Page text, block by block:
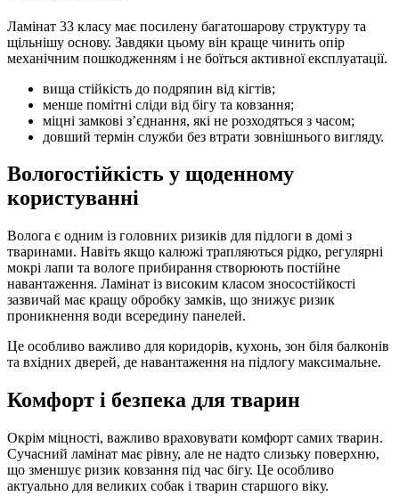
Ламінат 33 класу має посилену багатошарову структуру та
щільнішу основу. Завдяки цьому він краще чинить опір
механічним пошкодженням і не боїться активної експлуатації.
вища стійкість до подряпин від кігтів;
менше помітні сліди від бігу та ковзання;
міцні замкові з’єднання, які не розходяться з часом;
довший термін служби без втрати зовнішнього вигляду.
Вологостійкість у щоденному
користуванні
Волога є одним із головних ризиків для підлоги в домі з
тваринами. Навіть якщо калюжі трапляються рідко, регулярні
мокрі лапи та вологе прибирання створюють постійне
навантаження. Ламінат із високим класом зносостійкості
зазвичай має кращу обробку замків, що знижує ризик
проникнення води всередину панелей.
Це особливо важливо для коридорів, кухонь, зон біля балконів
та вхідних дверей, де навантаження на підлогу максимальне.
Комфорт і безпека для тварин
Окрім міцності, важливо враховувати комфорт самих тварин.
Сучасний ламінат має рівну, але не надто слизьку поверхню,
що зменшує ризик ковзання під час бігу. Це особливо
актуально для великих собак і тварин старшого віку.